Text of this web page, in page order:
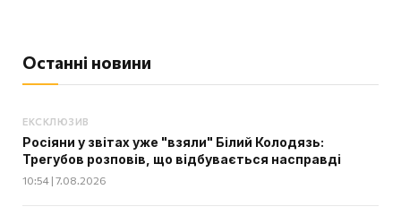
Останні новини
ЕКСКЛЮЗИВ
Росіяни у звітах уже "взяли" Білий Колодязь:
Трегубов розповів, що відбувається насправді
10:54 | 7.08.2026